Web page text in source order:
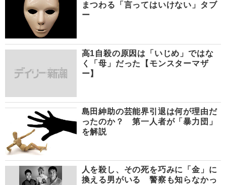
まつわる「言ってはいけない」タブ
ー
高1自殺の原因は「いじめ」ではな
く「母」だった【モンスターマザ
ー】
島田紳助の芸能界引退は何が理由だ
ったのか？ 第一人者が「暴力団」
を解説
人を殺し、その死を巧みに「金」に
換える男がいる 警察も知らなかっ